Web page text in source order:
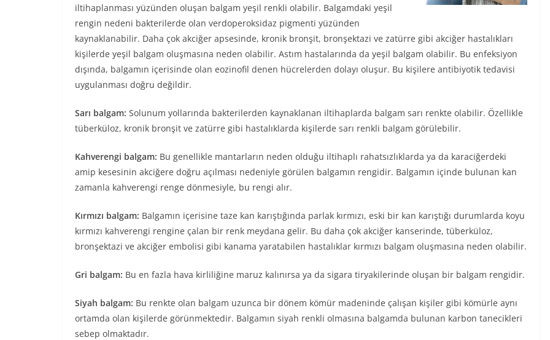
iltihaplanması yüzünden oluşan balgam yeşil renkli olabilir. Balgamdaki yeşil
rengin nedeni bakterilerde olan verdoperoksidaz pigmenti yüzünden
kaynaklanabilir. Daha çok akciğer apsesinde, kronik bronşit, bronşektazi ve zatürre gibi akciğer hastalıkları
kişilerde yeşil balgam oluşmasına neden olabilir. Astım hastalarında da yeşil balgam olabilir. Bu enfeksiyon
dışında, balgamın içerisinde olan eozinofil denen hücrelerden dolayı oluşur. Bu kişilere antibiyotik tedavisi
uygulanması doğru değildir.
Sarı balgam: Solunum yollarında bakterilerden kaynaklanan iltihaplarda balgam sarı renkte olabilir. Özellikle
tüberküloz, kronik bronşit ve zatürre gibi hastalıklarda kişilerde sarı renkli balgam görülebilir.
Kahverengi balgam: Bu genellikle mantarların neden olduğu iltihaplı rahatsızlıklarda ya da karaciğerdeki
amip kesesinin akciğere doğru açılması nedeniyle görülen balgamın rengidir. Balgamın içinde bulunan kan
zamanla kahverengi renge dönmesiyle, bu rengi alır.
Kırmızı balgam: Balgamın içerisine taze kan karıştığında parlak kırmızı, eski bir kan karıştığı durumlarda koyu
kırmızı kahverengi rengine çalan bir renk meydana gelir. Bu daha çok akciğer kanserinde, tüberküloz,
bronşektazi ve akciğer embolisi gibi kanama yaratabilen hastalıklar kırmızı balgam oluşmasına neden olabilir.
Gri balgam: Bu en fazla hava kirliliğine maruz kalınırsa ya da sigara tiryakilerinde oluşan bir balgam rengidir.
Siyah balgam: Bu renkte olan balgam uzunca bir dönem kömür madeninde çalışan kişiler gibi kömürle aynı
ortamda olan kişilerde görünmektedir. Balgamın siyah renkli olmasına balgamda bulunan karbon tanecikleri
sebep olmaktadır.